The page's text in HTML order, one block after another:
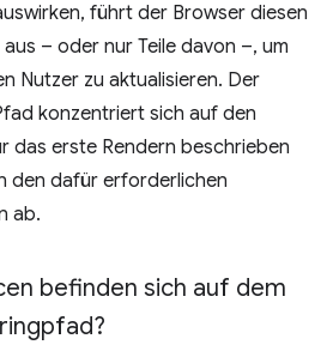
führt der Browser diesen
– oder nur Teile davon –, um
Nutzer zu aktualisieren. Der
konzentriert sich auf den
das erste Rendern beschrieben
den dafür erforderlichen
ab.
befinden sich auf dem